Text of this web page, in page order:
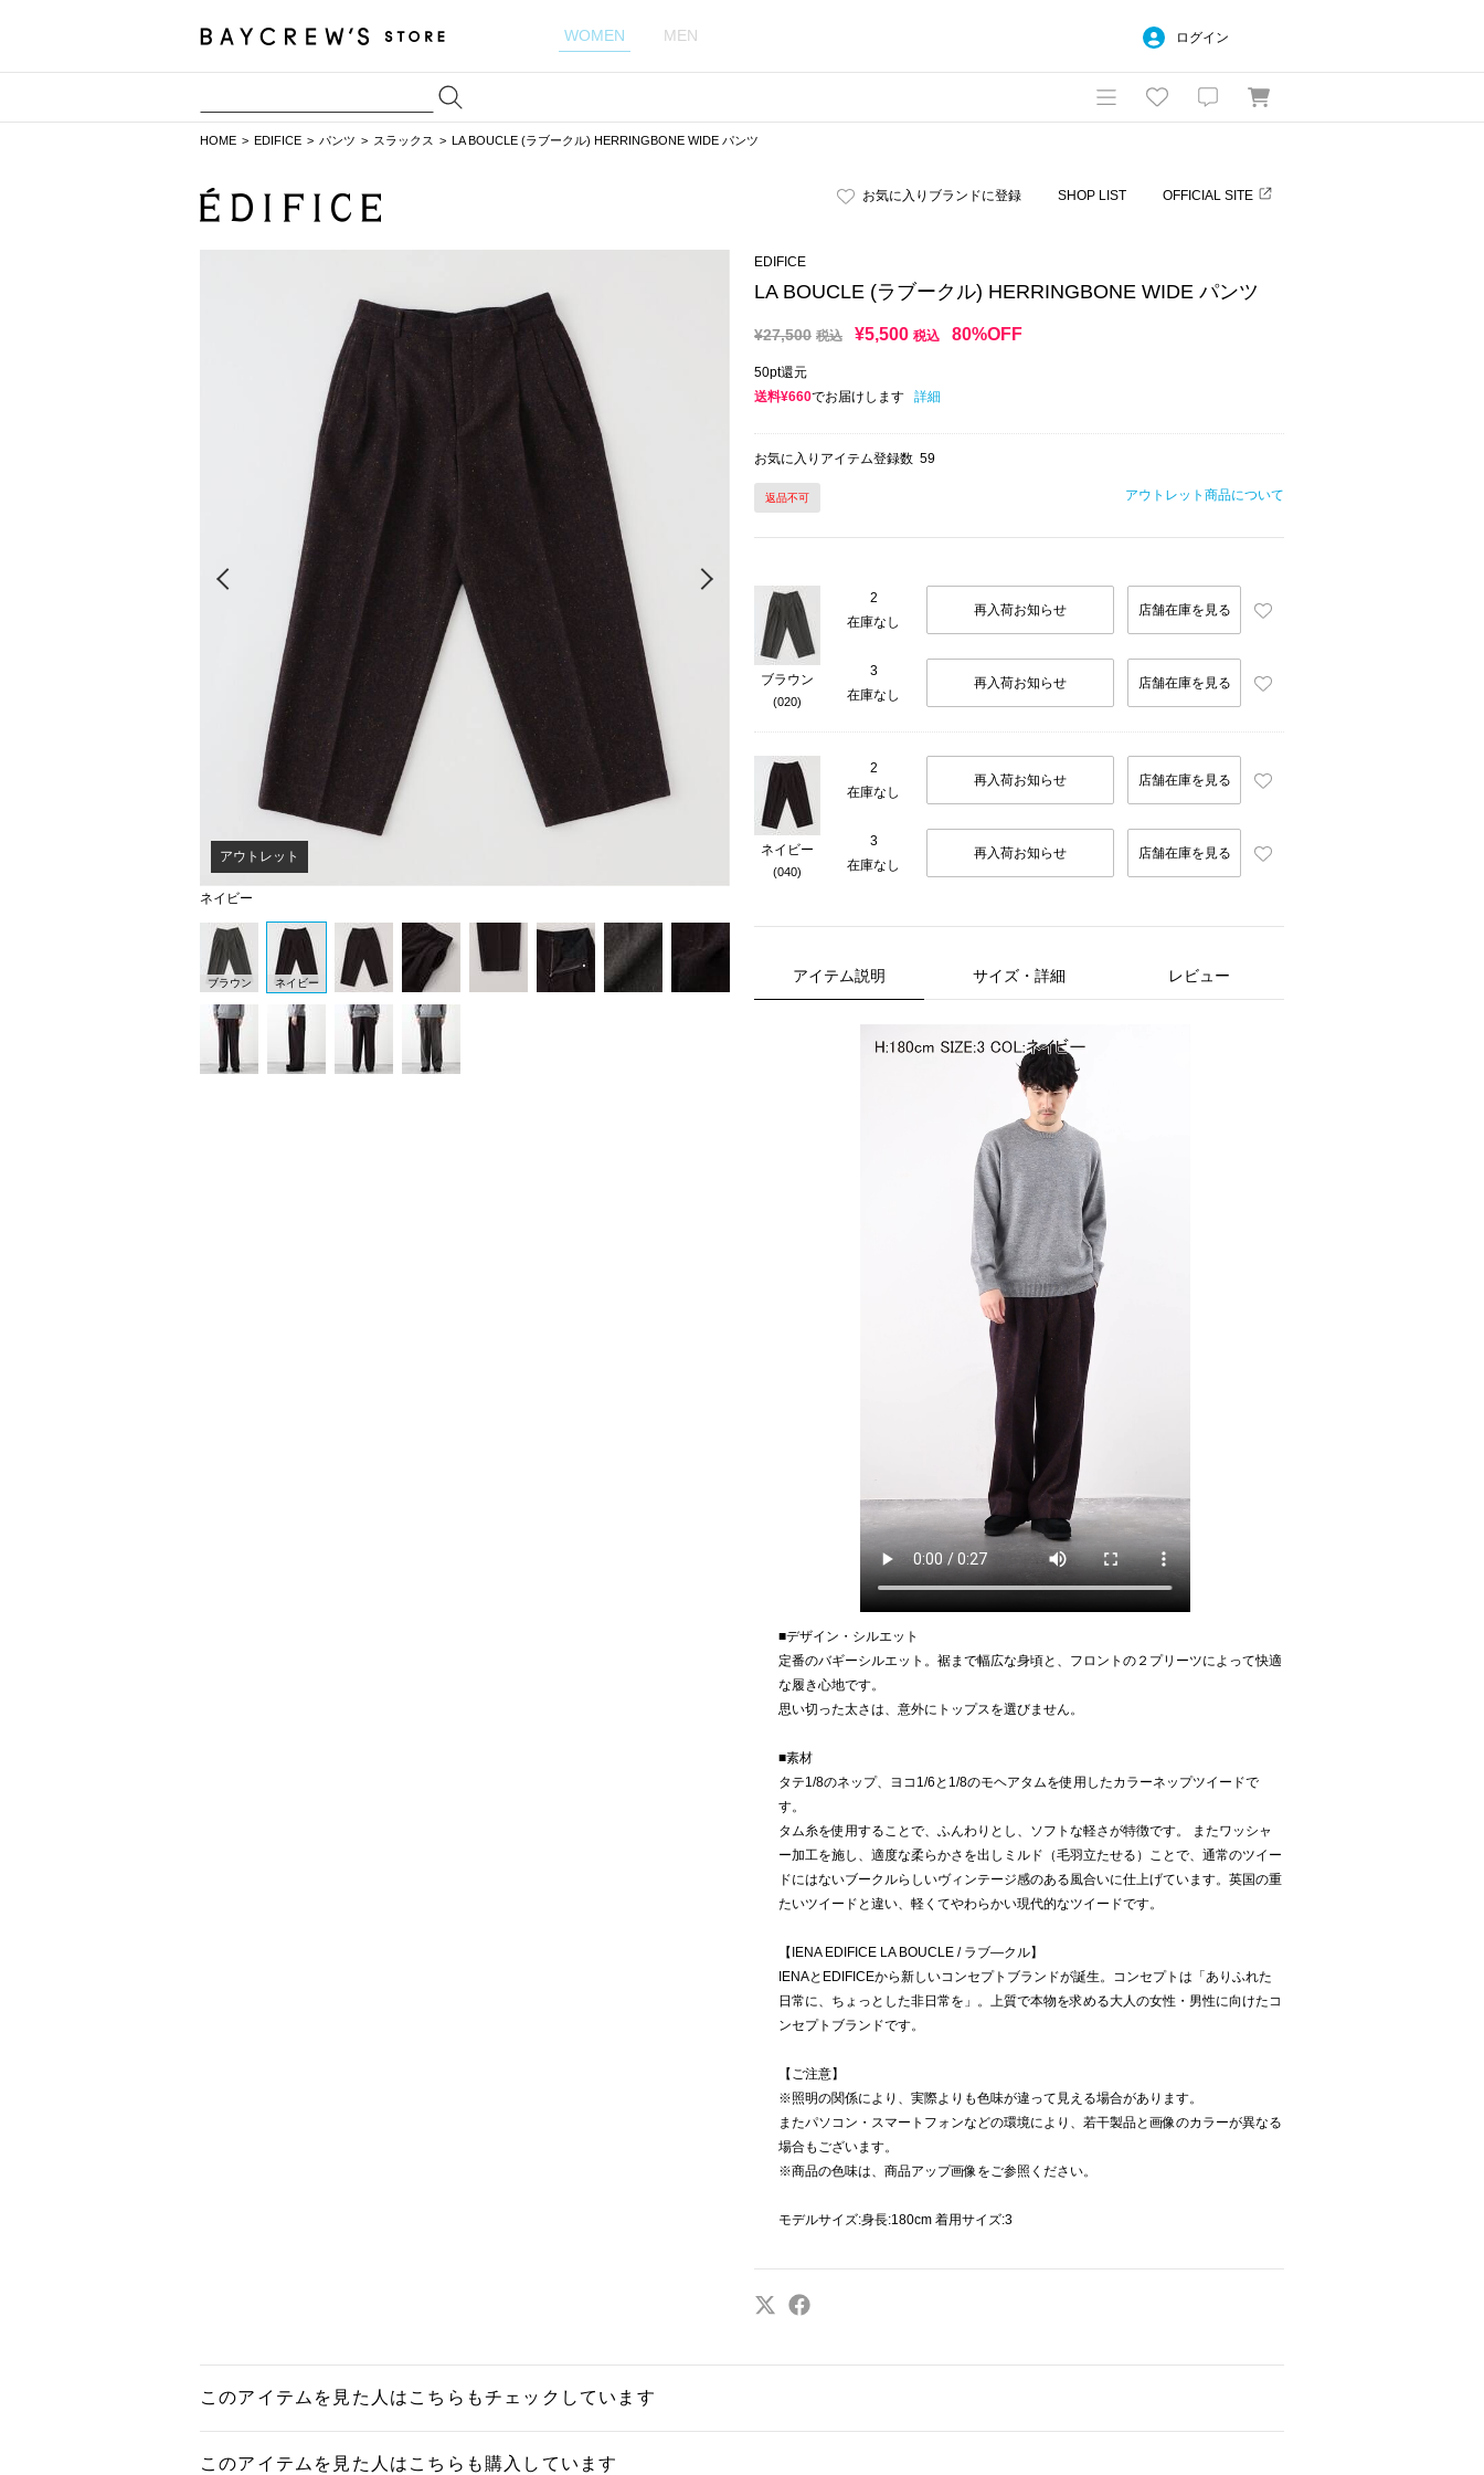
WOMEN MEN ログイン
HOME EDIFICE パンツ スラックス LA BOUCLE (ラブークル) HERRINGBONE WIDE パンツ
お気に入りブランドに登録 SHOP LIST OFFICIAL SITE
ネイビー
アウトレット
ブラウン ネイビー
EDIFICE
LA BOUCLE (ラブークル) HERRINGBONE WIDE パンツ
¥27,500 税込 ¥5,500 税込 80%OFF
50pt還元
送料¥660でお届けします 詳細
お気に入りアイテム登録数 59
返品不可 アウトレット商品について
ブラウン
(020)
2
在庫なし
再入荷お知らせ 店舗在庫を見る
3
在庫なし
再入荷お知らせ 店舗在庫を見る
ネイビー
(040)
2
在庫なし
再入荷お知らせ 店舗在庫を見る
3
在庫なし
再入荷お知らせ 店舗在庫を見る
アイテム説明 サイズ・詳細 レビュー
■デザイン・シルエット
定番のバギーシルエット。裾まで幅広な身頃と、フロントの２プリーツによって快適
な履き心地です。
思い切った太さは、意外にトップスを選びません。
■素材
タテ1/8のネップ、ヨコ1/6と1/8のモヘアタムを使用したカラーネップツイードで
す。
タム糸を使用することで、ふんわりとし、ソフトな軽さが特徴です。 またワッシャ
ー加工を施し、適度な柔らかさを出しミルド（毛羽立たせる）ことで、通常のツイー
ドにはないブークルらしいヴィンテージ感のある風合いに仕上げています。英国の重
たいツイードと違い、軽くてやわらかい現代的なツイードです。
【IENA EDIFICE LA BOUCLE / ラブ―クル】
IENAとEDIFICEから新しいコンセプトブランドが誕生。コンセプトは「ありふれた
日常に、ちょっとした非日常を」。上質で本物を求める大人の女性・男性に向けたコ
ンセプトブランドです。
【ご注意】
※照明の関係により、実際よりも色味が違って見える場合があります。
またパソコン・スマートフォンなどの環境により、若干製品と画像のカラーが異なる
場合もございます。
※商品の色味は、商品アップ画像をご参照ください。
モデルサイズ:身長:180cm 着用サイズ:3
このアイテムを見た人はこちらもチェックしています
このアイテムを見た人はこちらも購入しています